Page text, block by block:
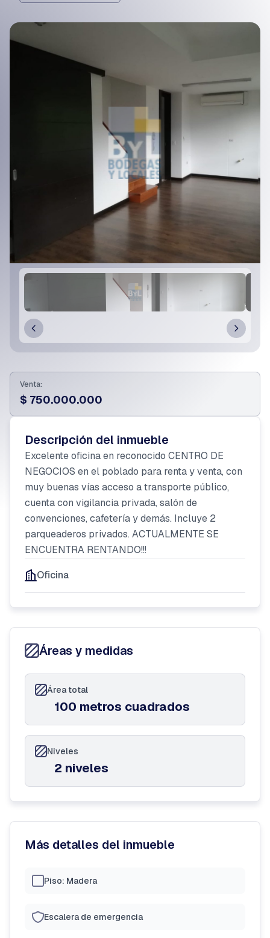
Venta:
$ 750.000.000
Descripción del inmueble
Excelente oficina en reconocido CENTRO DE
NEGOCIOS en el poblado para renta y venta, con
muy buenas vías acceso a transporte público,
cuenta con vigilancia privada, salón de
convenciones, cafetería y demás. Incluye 2
parqueaderos privados. ACTUALMENTE SE
ENCUENTRA RENTANDO!!!
Oficina
Áreas y medidas
Área total
100 metros cuadrados
Niveles
2 niveles
Más detalles del inmueble
Piso: Madera
Escalera de emergencia